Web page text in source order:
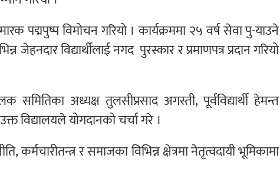
पद्मपुष्प विमोचन गरियो । कार्यक्रममा २५ वर्ष सेवा पु-याउने
जेहनदार विद्यार्थीलाई नगद पुरस्कार र प्रमाणपत्र प्रदान गरियो
समितिका अध्यक्ष तुलसीप्रसाद अगस्ती, पूर्वविद्यार्थी हेमन्त
विद्यालयले योगदानको चर्चा गरे ।
कर्मचारीतन्त्र र समाजका विभिन्न क्षेत्रमा नेतृत्वदायी भूमिकामा